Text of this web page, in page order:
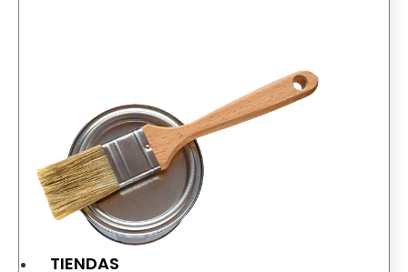
TIENDAS